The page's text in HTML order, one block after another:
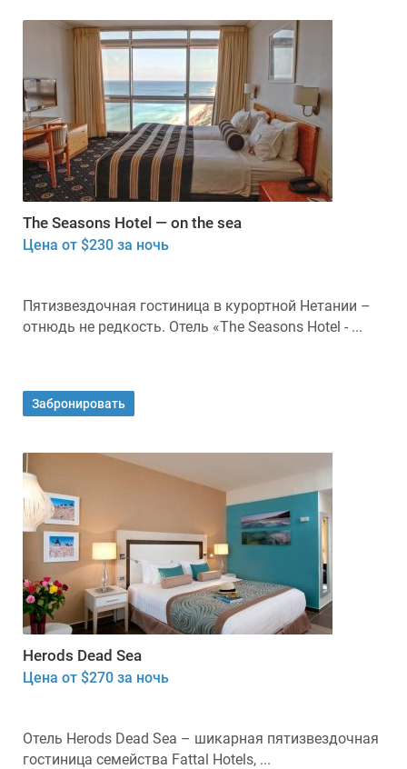
The Seasons Hotel — on the sea
Цена от $230 за ночь
Пятизвездочная гостиница в курортной Нетании –
отнюдь не редкость. Отель «The Seasons Hotel - ...
Забронировать
Herods Dead Sea
Цена от $270 за ночь
Отель Herods Dead Sea – шикарная пятизвездочная
гостиница семейства Fattal Hotels, ...